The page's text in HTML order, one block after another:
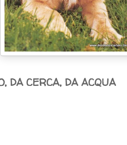
DA CERCA, DA ACQUA